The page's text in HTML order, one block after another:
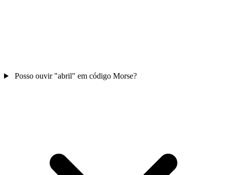
Posso ouvir "abril" em código Morse?